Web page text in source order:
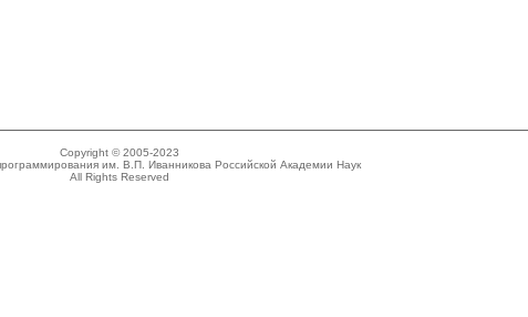
Copyright © 2005-2023
им. В.П. Иванникова Российской Академии Наук
All Rights Reserved